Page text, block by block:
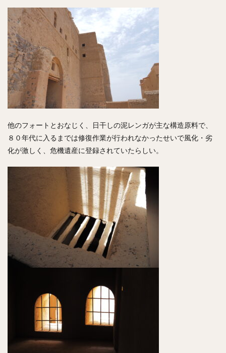
他のフォートとおなじく、日干しの泥レンガが主な構造原料で、
８０年代に入るまでは修復作業が行われなかったせいで風化・劣
化が激しく、危機遺産に登録されていたらしい。